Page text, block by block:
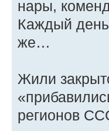
нары,
Каждый
же…
Жили
регионов